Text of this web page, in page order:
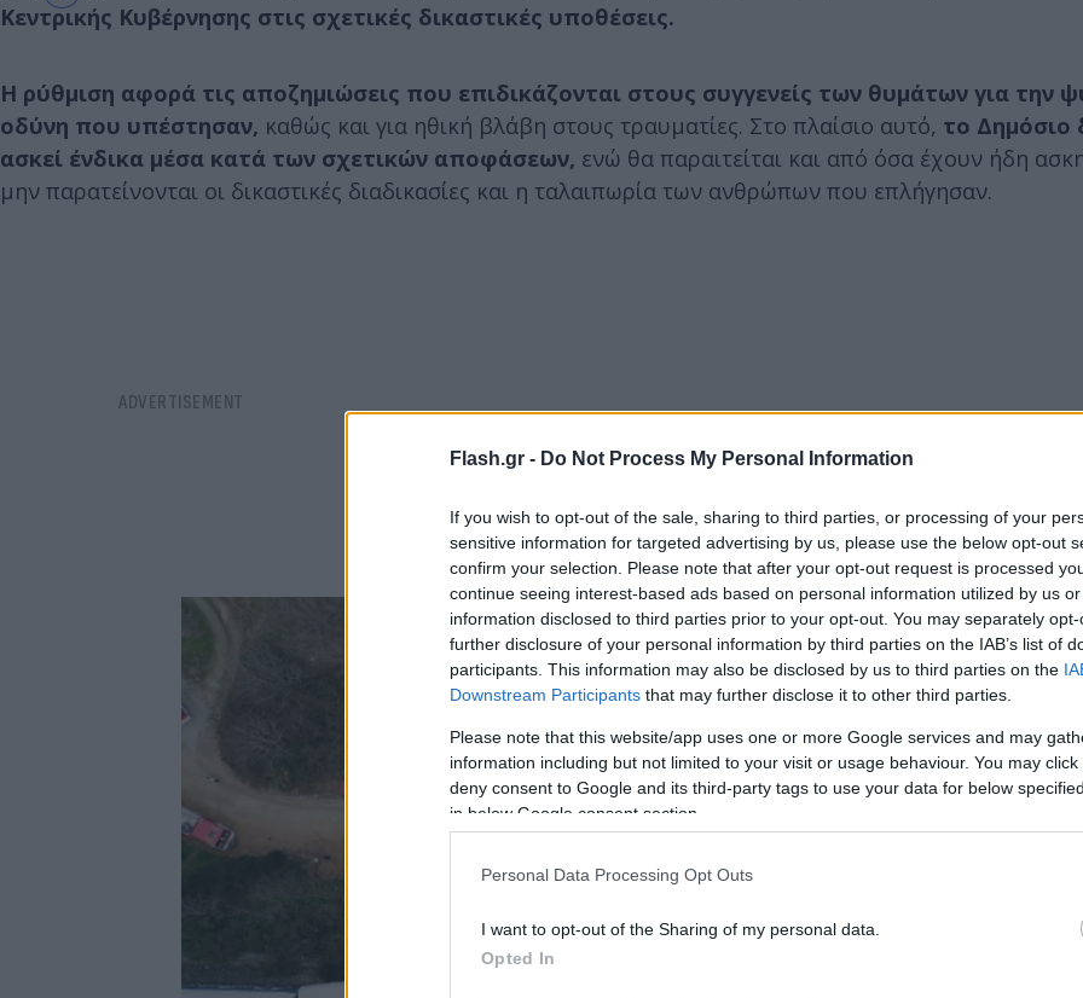
Flash.gr - Do Not Process My Personal Information
If you wish to opt-out of the sale, sharing to third parties, or processing of your
sensitive information for targeted advertising by us, please use the below opt-out
confirm your selection. Please note that after your opt-out request is processed
continue seeing interest-based ads based on personal information utilized by us
information disclosed to third parties prior to your opt-out. You may separately
further disclosure of your personal information by third parties on the IAB’s list of
participants. This information may also be disclosed by us to third parties on the
Downstream Participants that may further disclose it to other third parties.
Please note that this website/app uses one or more Google services and may
information including but not limited to your visit or usage behaviour. You may
deny consent to Google and its third-party tags to use your data for below
in below Google consent section.
Personal Data Processing Opt Outs
I want to opt-out of the Sharing of my personal data.
Opted In
Κεντρικής Κυβέρνησης στις σχετικές δικαστικές υποθέσεις.
Η ρύθμιση αφορά τις αποζημιώσεις που επιδικάζονται στους συγγενείς των θυμάτων για την
οδύνη που υπέστησαν, καθώς και για ηθική βλάβη στους τραυματίες. Στο πλαίσιο αυτό, το Δημόσιο
ασκεί ένδικα μέσα κατά των σχετικών αποφάσεων, ενώ θα παραιτείται και από όσα έχουν ήδη
μην παρατείνονται οι δικαστικές διαδικασίες και η ταλαιπωρία των ανθρώπων που επλήγησαν.